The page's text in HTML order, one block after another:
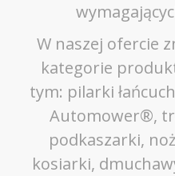
W naszej ofercie
kategorie
tym: pilarki
Automower®,
podkaszarki,
kosiarki,